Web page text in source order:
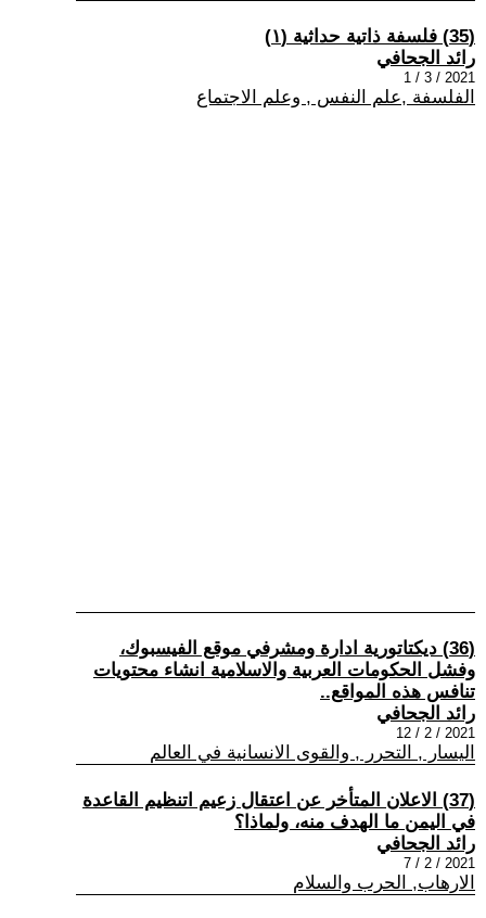
(35) فلسفة ذاتية حداثية (١)
رائد الجحافي
2021 / 3 / 1
الفلسفة ,علم النفس , وعلم الاجتماع
(36) ديكتاتورية ادارة ومشرفي موقع الفيسبوك،
وفشل الحكومات العربية والاسلامية انشاء محتويات
تنافس هذه المواقع..
رائد الجحافي
2021 / 2 / 12
اليسار , التحرر , والقوى الانسانية في العالم
(37) الاعلان المتأخر عن اعتقال زعيم اتنظيم القاعدة
في اليمن ما الهدف منه، ولماذا؟
رائد الجحافي
2021 / 2 / 7
الارهاب, الحرب والسلام